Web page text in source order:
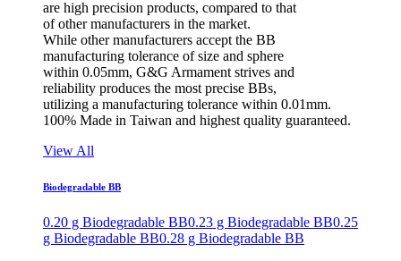
are high precision products, compared to that
of other manufacturers in the market.
While other manufacturers accept the BB
manufacturing tolerance of size and sphere
within 0.05mm, G&G Armament strives and
reliability produces the most precise BBs,
utilizing a manufacturing tolerance within 0.01mm.
100% Made in Taiwan and highest quality guaranteed.
View All
Biodegradable BB
0.20 g Biodegradable BB0.23 g Biodegradable BB0.25
g Biodegradable BB0.28 g Biodegradable BB